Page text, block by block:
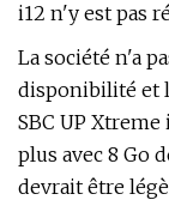
i12 n'y est pas
La société n'a
disponibilité et
SBC UP
plus avec 8 Go
devrait être